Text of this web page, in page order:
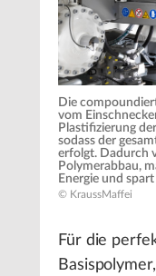
Die
vom
Plastifizierung
sodass der
erfolgt. Dadurch
Polymerabbau,
Energie und
© KraussMaffei
Für die